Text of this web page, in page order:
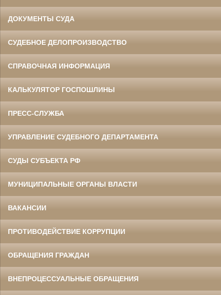
ДОКУМЕНТЫ СУДА
СУДЕБНОЕ ДЕЛОПРОИЗВОДСТВО
СПРАВОЧНАЯ ИНФОРМАЦИЯ
КАЛЬКУЛЯТОР ГОСПОШЛИНЫ
ПРЕСС-СЛУЖБА
УПРАВЛЕНИЕ СУДЕБНОГО ДЕПАРТАМЕНТА
СУДЫ СУБЪЕКТА РФ
МУНИЦИПАЛЬНЫЕ ОРГАНЫ ВЛАСТИ
ВАКАНСИИ
ПРОТИВОДЕЙСТВИЕ КОРРУПЦИИ
ОБРАЩЕНИЯ ГРАЖДАН
ВНЕПРОЦЕССУАЛЬНЫЕ ОБРАЩЕНИЯ